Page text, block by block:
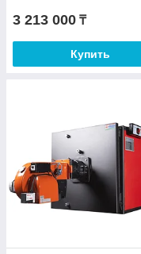
3 213 000 ₸
Купить